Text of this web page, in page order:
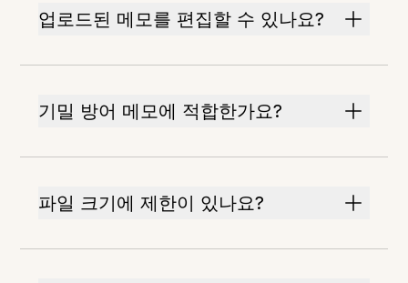
업로드된 메모를 편집할 수 있나요?
기밀 방어 메모에 적합한가요?
파일 크기에 제한이 있나요?